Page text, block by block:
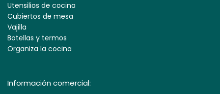
Utensilios de cocina
Cubiertos de mesa
Vajilla
Botellas y termos
Organiza la cocina
Información comercial: